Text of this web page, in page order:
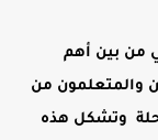
من بين أهم
والمتعلمون من
وتشكل هذه